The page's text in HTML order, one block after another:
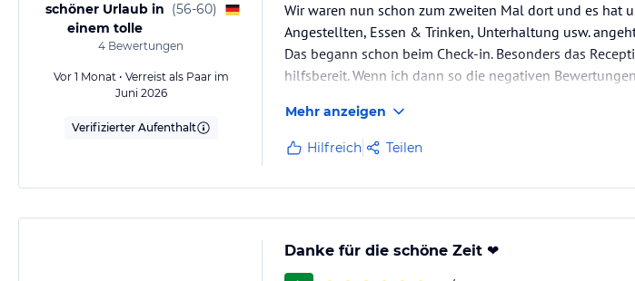
schöner Urlaub in
einem tolle
(56-60)
4 Bewertungen
Vor 1 Monat • Verreist als Paar im
Juni 2026
Verifizierter Aufenthalt
Wir waren nun schon zum zweiten Mal dort und es hat
Angestellten, Essen & Trinken, Unterhaltung usw.
Das begann schon beim Check-in. Besonders das
hilfsbereit. Wenn ich dann so die negativen
Mehr anzeigen
Hilfreich Teilen
Danke für die schöne Zeit ❤️